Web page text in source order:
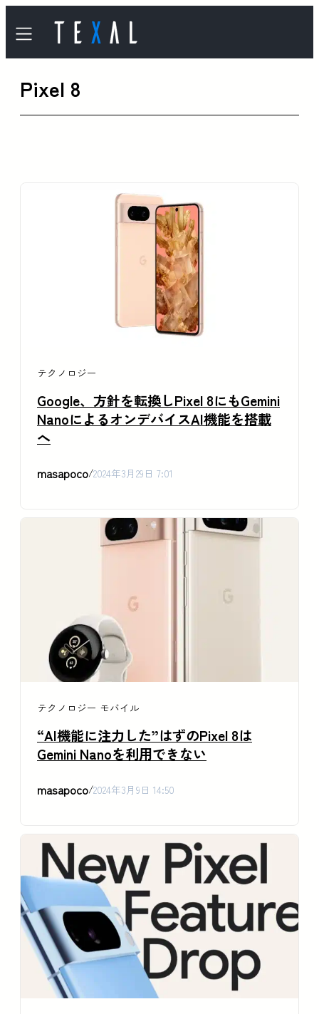
容
を
Pixel 8
テクノロジー
Google、方針を転換しPixel 8にもGemini
NanoによるオンデバイスAI機能を搭載
へ
masapoco/2024年3月29日 7:01
テクノロジー モバイル
“AI機能に注力した”はずのPixel 8は
Gemini Nanoを利用できない
masapoco/2024年3月9日 14:50